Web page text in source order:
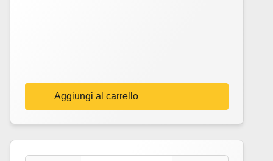
Aggiungi al carrello